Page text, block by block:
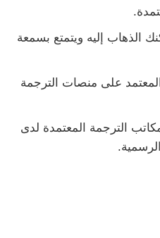
الذهاب إليه ويتمتع بسمعة
على منصات الترجمة
الترجمة المعتمدة لدى